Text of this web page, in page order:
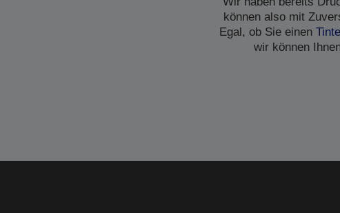
können also mit
Egal, ob Sie einen
wir können